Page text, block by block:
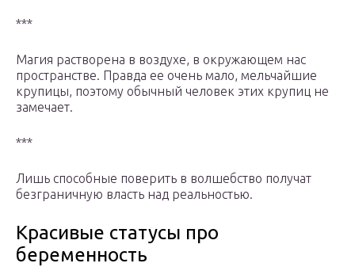
***
Магия растворена в воздухе, в окружающем нас
пространстве. Правда ее очень мало, мельчайшие
крупицы, поэтому обычный человек этих крупиц не
замечает.
***
Лишь способные поверить в волшебство получат
безграничную власть над реальностью.
Красивые статусы про
беременность